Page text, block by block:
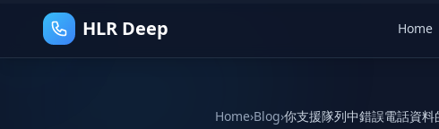
HLR Deep Home
Home›Blog›你支援隊列中錯誤電話資料